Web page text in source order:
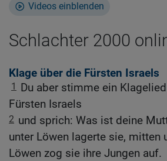
Videos einblenden
Schlachter 2000
Klage über die Fürsten Israels
1
Du aber stimme ein
Fürsten Israels
2 und sprich: Was ist deine
unter Löwen lagerte sie, mitten
Löwen zog sie ihre Jungen auf.